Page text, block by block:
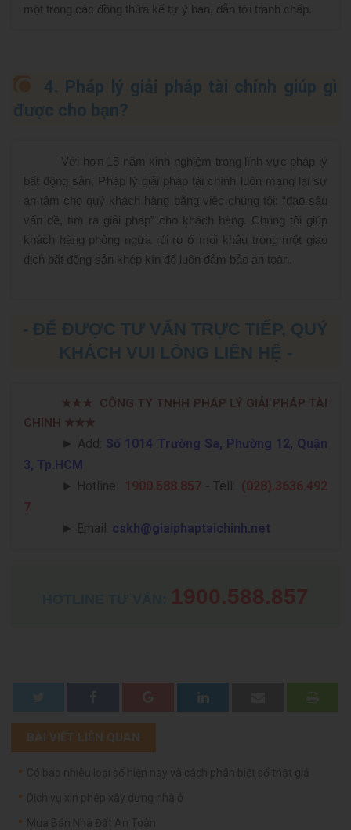
một trong các đồng thừa kế tự ý bán, dẫn tới tranh chấp.
4. Pháp lý giải pháp tài chính giúp gì
được cho bạn?
Với hơn 15 năm kinh nghiệm trong lĩnh vực pháp lý
bất động sản, Pháp lý giải pháp tài chính luôn mang lại sự
an tâm cho quý khách hàng bằng việc chúng tôi: “đào sâu
vấn đề, tìm ra giải pháp” cho khách hàng. Chúng tôi giúp
khách hàng phòng ngừa rủi ro ở mọi khâu trong một giao
dịch bất động sản khép kín để luôn đảm bảo an toàn.
- ĐỂ ĐƯỢC TƯ VẤN TRỰC TIẾP, QUÝ
KHÁCH VUI LÒNG LIÊN HỆ -
★★★ CÔNG TY TNHH PHÁP LÝ GIẢI PHÁP TÀI
CHÍNH ★★★
► Add: Số 1014 Trường Sa, Phường 12, Quận
3, Tp.HCM
► Hotline: 1900.588.857 - Tell: (028).3636.492
7
► Email: cskh@giaiphaptaichinh.net
1900.588.857
BÀI VIẾT LIÊN QUAN